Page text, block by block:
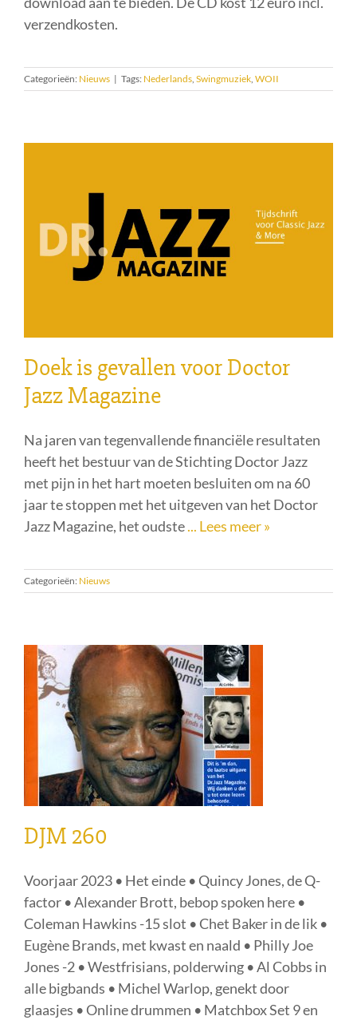
verzendkosten.
Categorieën: Nieuws | Tags: Nederlands Swingmuziek WOII
Doek is gevallen voor Doctor
Jazz Magazine
Na jaren van tegenvallende financiële resultaten
heeft het bestuur van de Stichting Doctor Jazz
met pijn in het hart moeten besluiten om na 60
jaar te stoppen met het uitgeven van het Doctor
Jazz Magazine, het oudste... Lees meer »
Categorieën: Nieuws
DJM 260
Voorjaar 2023 • Het einde • Quincy Jones, de Q-
factor • Alexander Brott, bebop spoken here •
Coleman Hawkins -15 slot • Chet Baker in de lik •
Eugène Brands, met kwast en naald • Philly Joe
Jones -2 • Westfrisians, polderwing • Al Cobbs in
alle bigbands • Michel Warlop, genekt door
glaasjes • Online drummen • Matchbox Set 9 en